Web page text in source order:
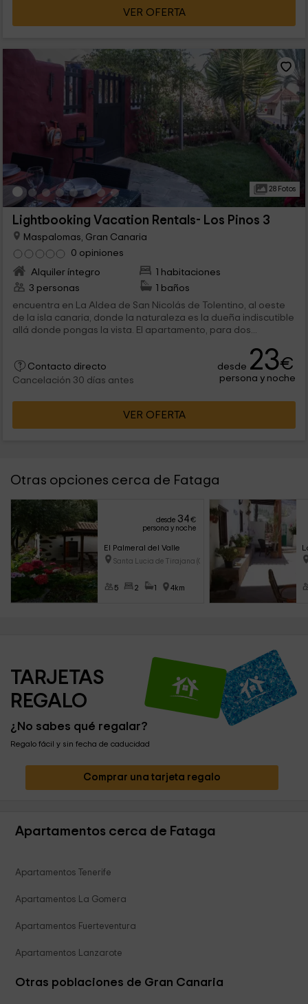
VER OFERTA
28 Fotos
Lightbooking Vacation Rentals- Los Pinos 3
Maspalomas, Gran Canaria
0 opiniones
Alquiler íntegro
1 habitaciones
3 personas
1 baños
encuentra en La Aldea de San Nicolás de Tolentino, al oeste
de la isla canaria, donde la naturaleza es la dueña indiscutible
allá donde pongas la vista. El apartamento, para dos...
Contacto directo
Cancelación 30 días antes
desde 23€
persona y noche
VER OFERTA
Otras opciones cerca de Fataga
desde 34€
persona y noche
El Palmeral del Valle
Santa Lucia de Tirajana (Gran
5 2 1 4km
TARJETAS
REGALO
¿No sabes qué regalar?
Regalo fácil y sin fecha de caducidad
Comprar una tarjeta regalo
Apartamentos cerca de Fataga
Apartamentos Tenerife
Apartamentos La Gomera
Apartamentos Fuerteventura
Apartamentos Lanzarote
Otras poblaciones de Gran Canaria